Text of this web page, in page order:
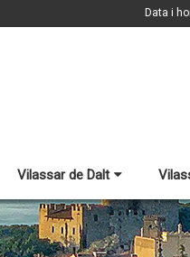
Data i
Vilassar de Dalt